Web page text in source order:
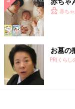
出典：Instagramアカウ
こちらは
クス。脱衣所で洗濯
さがあり、たっぷり
りしていて素敵です
収納迷子さんに
（Lサイズ）
赤ち
お墓の
PR(くらし